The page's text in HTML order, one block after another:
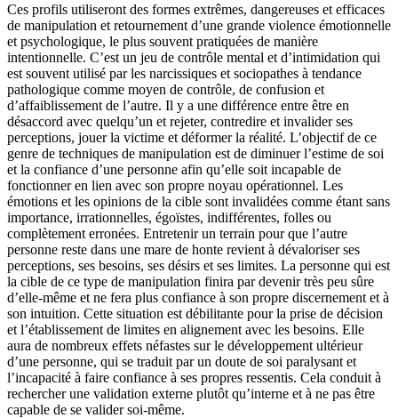
Ces profils utiliseront des formes extrêmes, dangereuses et efficaces
de manipulation et retournement d’une grande violence émotionnelle
et psychologique, le plus souvent pratiquées de manière
intentionnelle. C’est un jeu de contrôle mental et d’intimidation qui
est souvent utilisé par les narcissiques et sociopathes à tendance
pathologique comme moyen de contrôle, de confusion et
d’affaiblissement de l’autre. Il y a une différence entre être en
désaccord avec quelqu’un et rejeter, contredire et invalider ses
perceptions, jouer la victime et déformer la réalité. L’objectif de ce
genre de techniques de manipulation est de diminuer l’estime de soi
et la confiance d’une personne afin qu’elle soit incapable de
fonctionner en lien avec son propre noyau opérationnel. Les
émotions et les opinions de la cible sont invalidées comme étant sans
importance, irrationnelles, égoïstes, indifférentes, folles ou
complètement erronées. Entretenir un terrain pour que l’autre
personne reste dans une mare de honte revient à dévaloriser ses
perceptions, ses besoins, ses désirs et ses limites. La personne qui est
la cible de ce type de manipulation finira par devenir très peu sûre
d’elle-même et ne fera plus confiance à son propre discernement et à
son intuition. Cette situation est débilitante pour la prise de décision
et l’établissement de limites en alignement avec les besoins. Elle
aura de nombreux effets néfastes sur le développement ultérieur
d’une personne, qui se traduit par un doute de soi paralysant et
l’incapacité à faire confiance à ses propres ressentis. Cela conduit à
rechercher une validation externe plutôt qu’interne et à ne pas être
capable de se valider soi-même.